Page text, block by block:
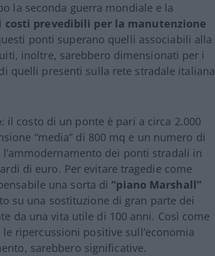
la seconda guerra mondiale e la
costi prevedibili per la manutenzione
ponti superano quelli associabili alla
inoltre, sarebbero dimensionati per i
quelli presenti sulla rete stradale italiana
: il costo di un ponte è pari a circa 2.000
“media” di 800 mq e un numero di
dei ponti stradali in
di euro. Per evitare tragedie come
una sorta di“piano Marshall”
su una sostituzione di gran parte dei
da una vita utile di 100 anni. Così come
le ripercussioni positive sull’economia
sarebbero significative.